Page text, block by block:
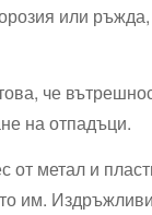
или
че
на отпадъци.
метал и
им.